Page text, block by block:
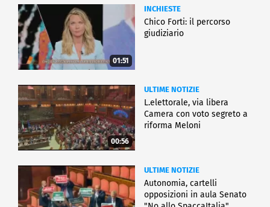
01:51
INCHIESTE
Chico Forti: il percorso
giudiziario
00:56
ULTIME NOTIZIE
L.elettorale, via libera
Camera con voto segreto a
riforma Meloni
ULTIME NOTIZIE
Autonomia, cartelli
opposizioni in aula Senato